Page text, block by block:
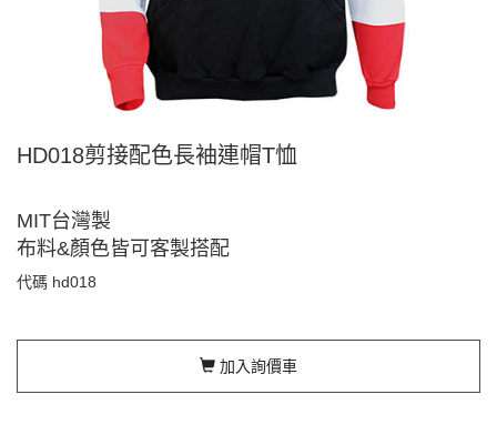
HD018剪接配色長袖連帽T恤
MIT台灣製
布料&顏色皆可客製搭配
代碼 hd018
加入詢價車